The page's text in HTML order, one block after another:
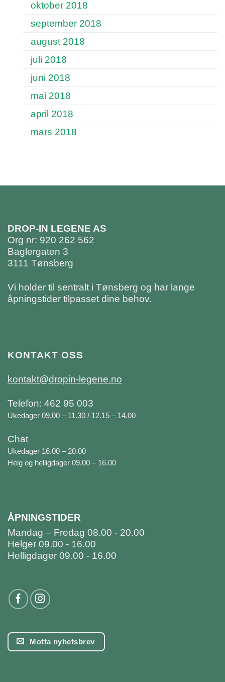
oktober 2018
september 2018
august 2018
juli 2018
juni 2018
mai 2018
april 2018
mars 2018
DROP-IN LEGENE AS
Org nr: 920 262 562
Baglergaten 3
3111 Tønsberg
Vi holder til sentralt i Tønsberg og har lange
åpningstider tilpasset dine behov.
KONTAKT OSS
kontakt@dropin-legene.no
Telefon: 462 95 003
Ukedager 09.00 – 11.30 / 12.15 – 14.00
Chat
Ukedager 16.00 – 20.00
Helg og helligdager 09.00 – 16.00
ÅPNINGSTIDER
Mandag – Fredag 08.00 - 20.00
Helger 09.00 - 16.00
Helligdager 09.00 - 16.00
Motta nyhetsbrev